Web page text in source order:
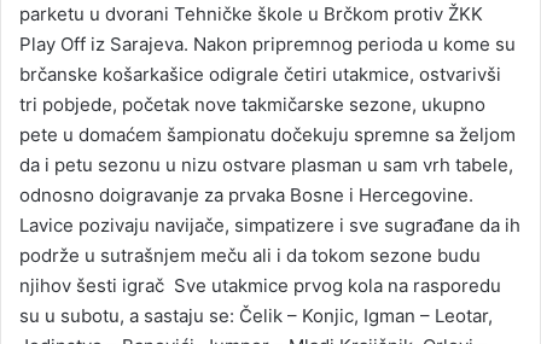
m
a
i
parketu u dvorani Tehničke škole u Brčkom protiv ŽKK
Play Off iz Sarajeva. Nakon pripremnog perioda u kome su
brčanske košarkašice odigrale četiri utakmice, ostvarivši
tri pobjede, početak nove takmičarske sezone, ukupno
pete u domaćem šampionatu dočekuju spremne sa željom
da i petu sezonu u nizu ostvare plasman u sam vrh tabele,
odnosno doigravanje za prvaka Bosne i Hercegovine.
Lavice pozivaju navijače, simpatizere i sve sugrađane da ih
podrže u sutrašnjem meču ali i da tokom sezone budu
njihov šesti igrač Sve utakmice prvog kola na rasporedu
su u subotu, a sastaju se: Čelik – Konjic, Igman – Leotar,